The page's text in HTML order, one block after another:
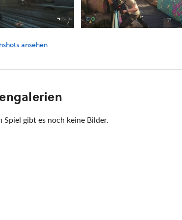
ansehen
Spiel gibt es noch keine Bilder.